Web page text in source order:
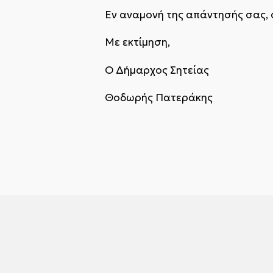
Εν αναμονή της απάντησής
Με εκτίμηση,
Ο Δήμαρχος Σητείας
Θοδωρής Πατεράκης